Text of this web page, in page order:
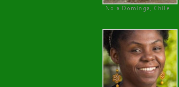
No a Dominga, Chile